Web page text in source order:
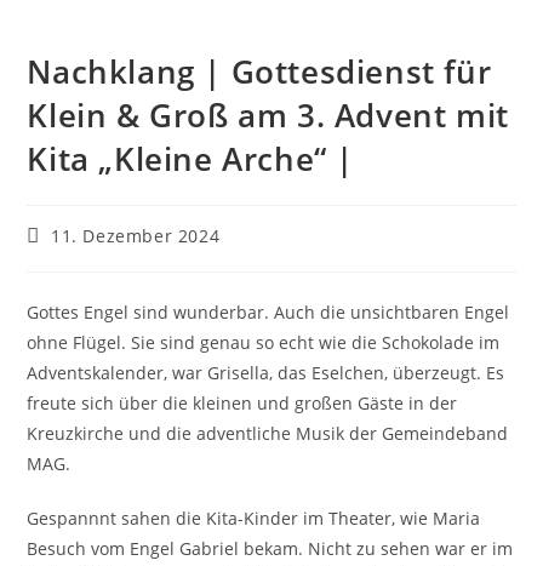
Nachklang | Gottesdienst für
Klein & Groß am 3. Advent mit
Kita „Kleine Arche“ |
Beitrag
11. Dezember 2024
Gottes Engel sind wunderbar. Auch die unsichtbaren Engel
ohne Flügel. Sie sind genau so echt wie die Schokolade im
Adventskalender, war Grisella, das Eselchen, überzeugt. Es
freute sich über die kleinen und großen Gäste in der
Kreuzkirche und die adventliche Musik der Gemeindeband
MAG.
Gespannnt sahen die Kita-Kinder im Theater, wie Maria
Besuch vom Engel Gabriel bekam. Nicht zu sehen war er im